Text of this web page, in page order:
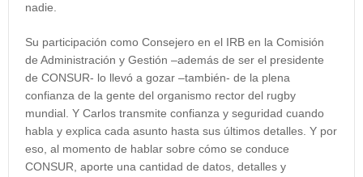
nadie.
Su participación como Consejero en el IRB en la Comisión
de Administración y Gestión –además de ser el presidente
de CONSUR- lo llevó a gozar –también- de la plena
confianza de la gente del organismo rector del rugby
mundial. Y Carlos transmite confianza y seguridad cuando
habla y explica cada asunto hasta sus últimos detalles. Y por
eso, al momento de hablar sobre cómo se conduce
CONSUR, aporte una cantidad de datos, detalles y